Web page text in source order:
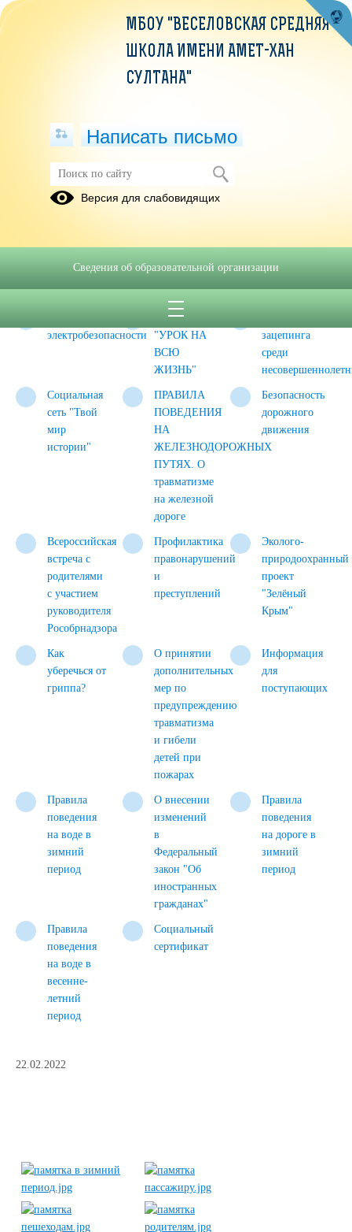
Воспитательная работа
Интернет
электробезопасности
Фильм
"УРОК НА
ВСЮ
ЖИЗНЬ"
зацепинга
среди
Социальная
сеть "Твой
мир
истории"
ПРАВИЛА
ПОВЕДЕНИЯ
НА
ЖЕЛЕЗНОДОРОЖНЫХ
ПУТЯХ. О
травматизме
на железной
дороге
Безопасность
дорожного
движения
Всероссийская
встреча с
родителями
с участием
руководителя
Рособрнадзора
Профилактика
правонарушений
и
преступлений
Эколого-
природоохранный
проект
"Зелёный
Крым"
Как
уберечься от
гриппа?
О принятии
дополнительных
мер по
предупреждению
травматизма
и гибели
детей при
пожарах
Информация
для
поступающих
Правила
поведения
на воде в
зимний
период
О внесении
изменений
в
Федеральный
закон "Об
иностранных
гражданах"
Правила
поведения
на дороге в
зимний
период
Правила
поведения
на воде в
весенне-
летний
период
Социальный
сертификат
22.02.2022
МБОУ "ВЕСЕЛОВСКАЯ СРЕДНЯЯ
ШКОЛА ИМЕНИ АМЕТ-ХАН
СУЛТАНА"
Написать письмо
Версия для слабовидящих
Сведения об образовательной организации